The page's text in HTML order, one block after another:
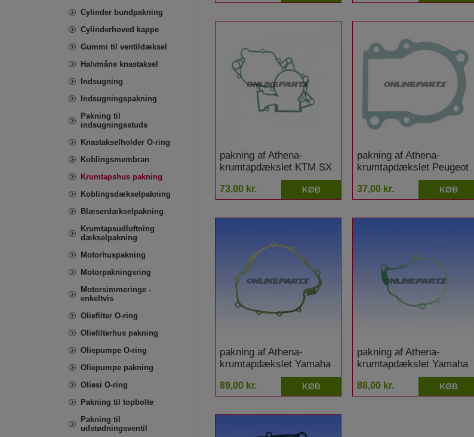
pakning af Athena-
krumtapdækslet KTM SX
73,00 kr. KØB
pakning af Athena-
krumtapdækslet Peugeot
Speedfight 50 1 AC 2T DT
37,00 kr. KØB
pakning af Athena-
krumtapdækslet Yamaha
YFM 660 FWA Grizzly
89,00 kr. KØB
pakning af Athena-
krumtapdækslet Yamaha
88,00 kr. KØB
Cylinder bundpakning
Cylinderhoved kappe
Gummi til ventildæksel
Halvmåne knastaksel
Indsugning
Indsugningspakning
Pakning til
indsugningsstuds
Knastakselholder O-ring
Koblingsmembran
Krumtapshus pakning
Koblingsdækselpakning
Blæserdækselpakning
Krumtapsudluftning
dækselpakning
Motorhuspakning
Motorpakningsring
Motorsimmeringe -
enkeltvis
Oliefilter O-ring
Oliefilterhus pakning
Oliepumpe O-ring
Oliepumpe pakning
Oliesi O-ring
Pakning til topbolte
Pakning til
udstødningsventil